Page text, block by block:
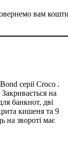
вам
серії Croco .
на
банкнот, дві
кишеня та 9
на звороті має